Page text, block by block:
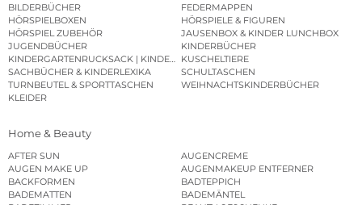
BILDERBÜCHER
FEDERMAPPEN
HÖRSPIELBOXEN
HÖRSPIELE & FIGUREN
HÖRSPIEL ZUBEHÖR
JAUSENBOX & KINDER LUNCHBOX
JUGENDBÜCHER
KINDERBÜCHER
KINDERGARTENRUCKSACK | KINDERGARTENBEUTEL
KUSCHELTIERE
SACHBÜCHER & KINDERLEXIKA
SCHULTASCHEN
TURNBEUTEL & SPORTTASCHEN
WEIHNACHTSKINDERBÜCHER
KLEIDER
Home & Beauty
AFTER SUN
AUGENCREME
AUGEN MAKE UP
AUGENMAKEUP ENTFERNER
BACKFORMEN
BADTEPPICH
BADEMATTEN
BADEMÄNTEL